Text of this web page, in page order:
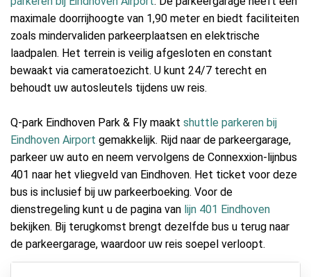
maximale doorrijhoogte van 1,90 meter en biedt faciliteiten
zoals mindervaliden parkeerplaatsen en elektrische
laadpalen. Het terrein is veilig afgesloten en constant
bewaakt via cameratoezicht. U kunt 24/7 terecht en
behoudt uw autosleutels tijdens uw reis.
Q-park Eindhoven Park & Fly maakt shuttle parkeren bij
Eindhoven Airport gemakkelijk. Rijd naar de parkeergarage,
parkeer uw auto en neem vervolgens de Connexxion-lijnbus
401 naar het vliegveld van Eindhoven. Het ticket voor deze
bus is inclusief bij uw parkeerboeking. Voor de
dienstregeling kunt u de pagina van lijn 401 Eindhoven
bekijken. Bij terugkomst brengt dezelfde bus u terug naar
de parkeergarage, waardoor uw reis soepel verloopt.